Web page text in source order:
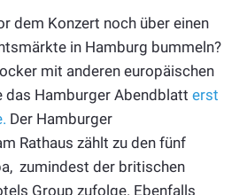
dem Konzert noch über einen
in Hamburg bummeln?
mit anderen europäischen
das Hamburger Abendblatt erst
Der Hamburger
Rathaus zählt zu den fünf
zumindest der britischen
Group zufolge. Ebenfalls